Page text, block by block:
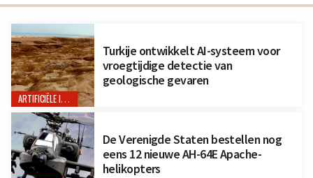
ARTIFICIËLE INTELLIGENTIE
Turkije ontwikkelt AI-systeem voor
vroegtijdige detectie van
geologische gevaren
De Verenigde Staten bestellen nog
eens 12 nieuwe AH-64E Apache-
helikopters